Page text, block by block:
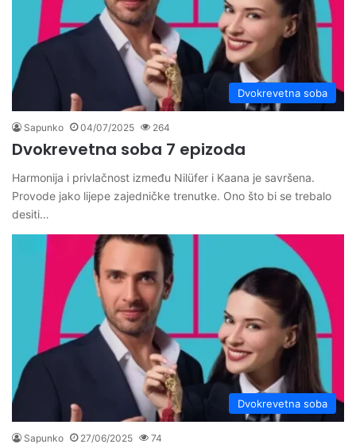
Dvokrevetna soba
Sapunko 04/07/2025 264
Dvokrevetna soba 7 epizoda
Harmonija i privlačnost između Nilüfer i Kaana je savršena.
Provode jako lijepe zajedničke trenutke. Ono što bi se trebalo
desiti…
Dvokrevetna soba
Sapunko 27/06/2025 74